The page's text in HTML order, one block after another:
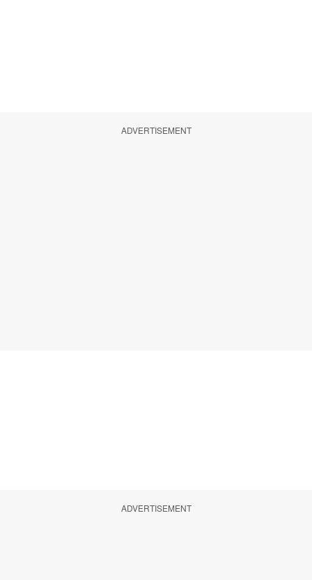
ADVERTISEMENT
ADVERTISEMENT